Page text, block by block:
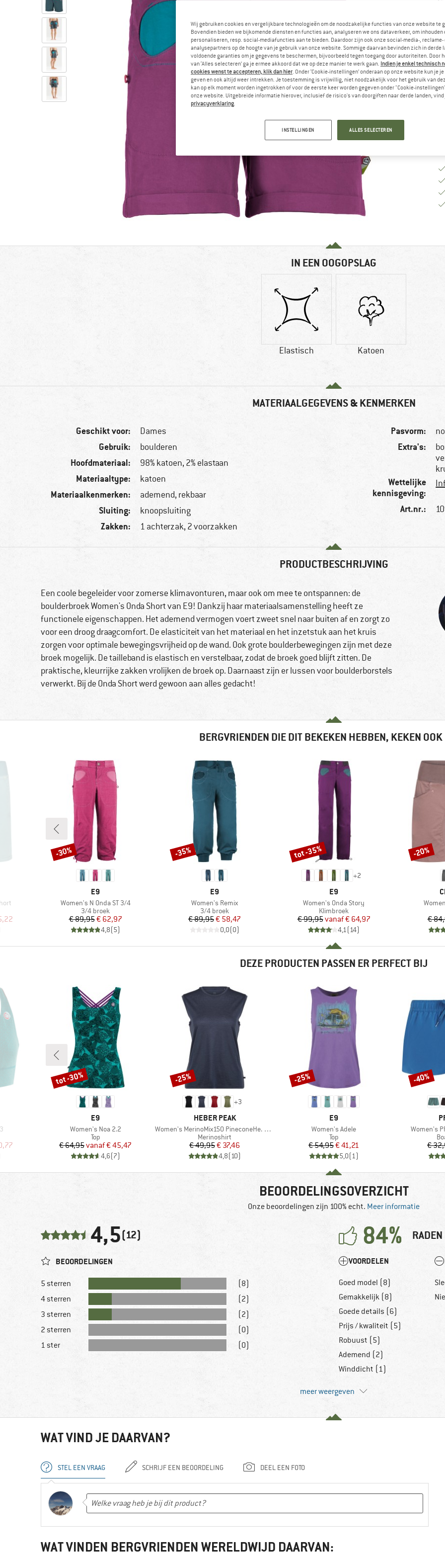
IN EEN OOGOPSLAG
Elastisch Katoen
MATERIAALGEGEVENS & KENMERKEN
Geschikt voor: Dames
Gebruik: boulderen
Hoofdmateriaal: 98% katoen, 2% elastaan
Materiaaltype: katoen
Materiaalkenmerken: ademend, rekbaar
Sluiting: knoopsluiting
Zakken: 1 achterzak, 2 voorzakken
Pasvorm:
Extra's:
Wettelijke
kennisgeving:
Art.nr.:
PRODUCTBESCHRIJVING
Een coole begeleider voor zomerse klimavonturen, maar ook om mee te ontspannen: de
boulderbroek Women's Onda Short van E9! Dankzij haar materiaalsamenstelling heeft ze
functionele eigenschappen. Het ademend vermogen voert zweet snel naar buiten af en zorgt zo
voor een droog draagcomfort. De elasticiteit van het materiaal en het inzetstuk aan het kruis
zorgen voor optimale bewegingsvrijheid op de wand. Ook grote boulderbewegingen zijn met deze
broek mogelijk. De tailleband is elastisch en verstelbaar, zodat de broek goed blijft zitten. De
praktische, kleurrijke zakken vrolijken de broek op. Daarnaast zijn er lussen voor boulderborstels
verwerkt. Bij de Onda Short werd gewoon aan alles gedacht!
BERGVRIENDEN DIE DIT BEKEKEN HEBBEN, KEKEN OOK
prijs
MERK
E9
Artikel
Women's N Onda ST 3/4
Productgroep
3/4 broek
Prijs
€ 89,95Verlaagde prijs
€ 62,97
4,8(5)
Korting
-30%
MERK
E9
Artikel
Women's Remix
Productgroep
3/4 broek
Prijs
€ 89,95Verlaagde prijs
€ 58,47
0,0(0)
Korting
-35%
+2
MERK
E9
Artikel
Women's Onda Story
Productgroep
Klimbroek
Prijs
€ 99,95 Verlaagde prijs
vanaf€ 64,97
4,1(14)
Korting
tot -35%
Artikel
€
Korting
-20%
DEZE PRODUCTEN PASSEN ER PERFECT BIJ
prijs
MERK
E9
Artikel
Women's Noa 2.2
Productgroep
Top
Prijs
€ 64,95 Verlaagde prijs
vanaf€ 45,47
4,6(7)
Korting
tot -30%
+3
MERK
HEBER PEAK
Artikel
Women's MerinoMix150 PineconeHe. Loose Tank
Productgroep
Merinoshirt
Prijs
€ 49,95Verlaagde prijs
€ 37,46
4,8(10)
Korting
-25%
MERK
E9
Artikel
Women's Adele
Productgroep
Top
Prijs
€ 54,95Verlaagde prijs
€ 41,21
5,0(1)
Korting
-25%
Artikel
Women's
€
Korting
-40%
BEOORDELINGSOVERZICHT
Onze beoordelingen zijn 100% echt. Meer informatie
4,5(12) 84%
BEOORDELINGEN
5 sterren
(8)
4 sterren
(2)
3 sterren
(2)
2 sterren
(0)
1 ster
(0)
VOORDELEN
Goed model (8)
Gemakkelijk (8)
Goede details (6)
Prijs / kwaliteit (5)
Robuust (5)
Ademend (2)
Winddicht (1)
meer weergeven
WAT VIND JE DAARVAN?
STEL EEN VRAAG SCHRIJF EEN BEOORDELING DEEL EEN FOTO
WAT VINDEN BERGVRIENDEN WERELDWIJD DAARVAN:
Wij gebruiken cookies en vergelijkbare technologieën om de noodzakelijke functies van onze website te
Bovendien bieden we bijkomende diensten en functies aan, analyseren we ons dataverkeer, om inhouden
personaliseren, resp. social-mediafuncties aan te bieden. Daardoor zijn ook onze social-media-, reclame-
analysepartners op de hoogte van je gebruik van onze website. Sommige daarvan bevinden zich in derde
voldoende garanties om je gegevens te beschermen, bijvoorbeeld tegen toegang door autoriteiten. Door
van ‘Alles selecteren’ ga je ermee akkoord dat we op deze manier te werk gaan. Indien je enkel technisch
cookies wenst te accepteren, klik dan hier. Onder ‘Cookie-instellingen’ onderaan op onze website kun je
geven en ook altijd weer intrekken. Je toestemming is vrijwillig, niet noodzakelijk voor het gebruik van
kan op elk moment worden ingetrokken of voor de eerste keer worden gegeven onder "Cookie-
onze website. Uitgebreide informatie hierover, inclusief de risico's van doorgiften naar derde landen, vind
privacyverklaring.
INSTELLINGEN ALLES SELECTEREN